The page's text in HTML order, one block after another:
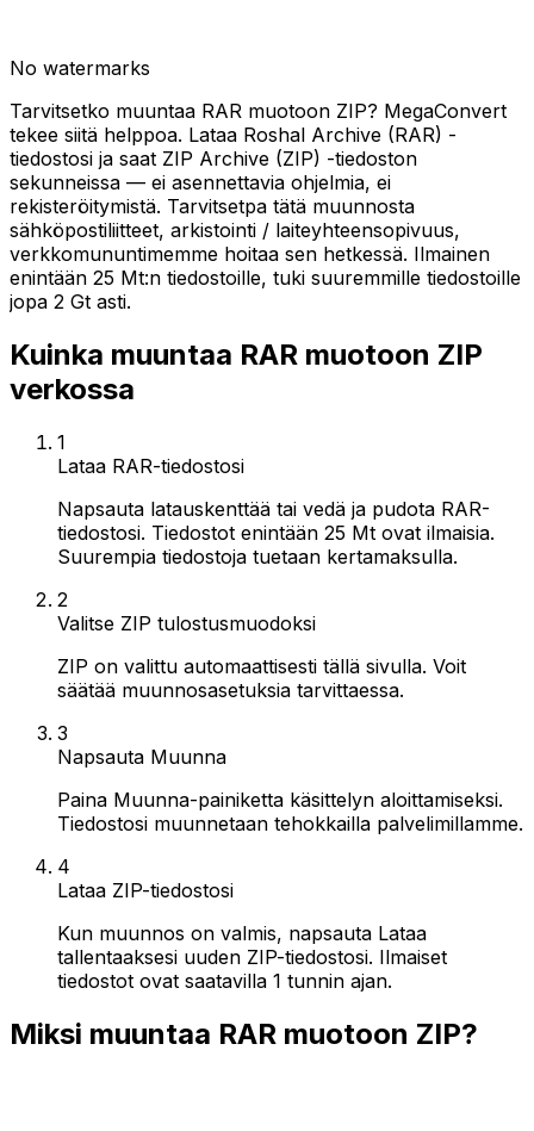
No watermarks
Tarvitsetko muuntaa RAR muotoon ZIP? MegaConvert
tekee siitä helppoa. Lataa Roshal Archive (RAR) -
tiedostosi ja saat ZIP Archive (ZIP) -tiedoston
sekunneissa — ei asennettavia ohjelmia, ei
rekisteröitymistä. Tarvitsetpa tätä muunnosta
sähköpostiliitteet, arkistointi / laiteyhteensopivuus,
verkkomununtimemme hoitaa sen hetkessä. Ilmainen
enintään 25 Mt:n tiedostoille, tuki suuremmille tiedostoille
jopa 2 Gt asti.
Kuinka muuntaa RAR muotoon ZIP
verkossa
1
Lataa RAR-tiedostosi
Napsauta latauskenttää tai vedä ja pudota RAR-
tiedostosi. Tiedostot enintään 25 Mt ovat ilmaisia.
Suurempia tiedostoja tuetaan kertamaksulla.
2
Valitse ZIP tulostusmuodoksi
ZIP on valittu automaattisesti tällä sivulla. Voit
säätää muunnosasetuksia tarvittaessa.
3
Napsauta Muunna
Paina Muunna-painiketta käsittelyn aloittamiseksi.
Tiedostosi muunnetaan tehokkailla palvelimillamme.
4
Lataa ZIP-tiedostosi
Kun muunnos on valmis, napsauta Lataa
tallentaaksesi uuden ZIP-tiedostosi. Ilmaiset
tiedostot ovat saatavilla 1 tunnin ajan.
Miksi muuntaa RAR muotoon ZIP?